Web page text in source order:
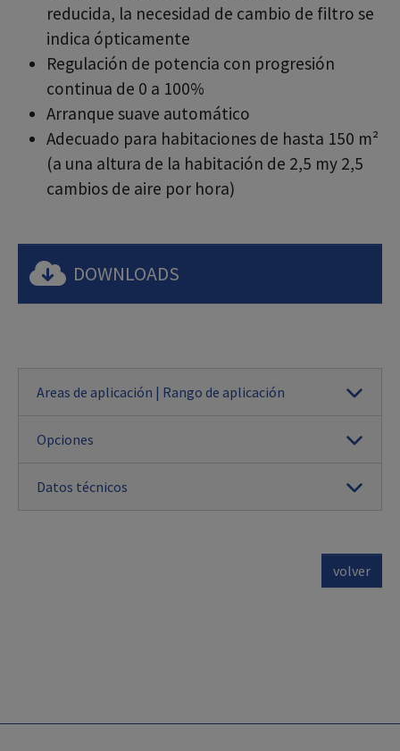
reducida, la necesidad de cambio de filtro se
indica ópticamente
Regulación de potencia con progresión
continua de 0 a 100%
Arranque suave automático
Adecuado para habitaciones de hasta 150 m²
(a una altura de la habitación de 2,5 my 2,5
cambios de aire por hora)
DOWNLOADS
Areas de aplicación | Rango de aplicación
Opciones
Datos técnicos
volver